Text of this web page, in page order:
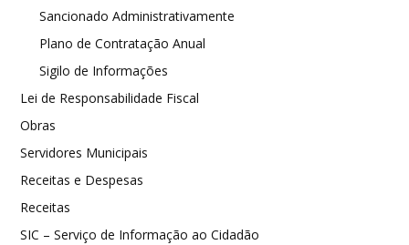
Sancionado Administrativamente
Plano de Contratação Anual
Sigilo de Informações
Lei de Responsabilidade Fiscal
Obras
Servidores Municipais
Receitas e Despesas
Receitas
SIC – Serviço de Informação ao Cidadão